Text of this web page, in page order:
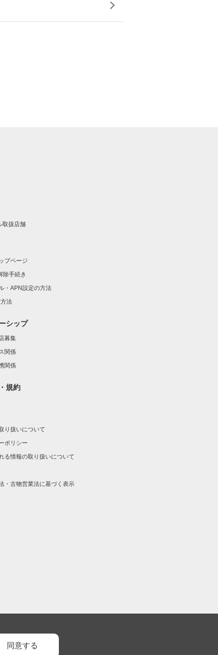
取扱店舗
プページ
除手続き
・APN設定の方法
法
シップ
募集
関係
関係
規約
り扱いについて
ポリシー
る情報の取り扱いについて
・古物営業法に基づく表示
同意する